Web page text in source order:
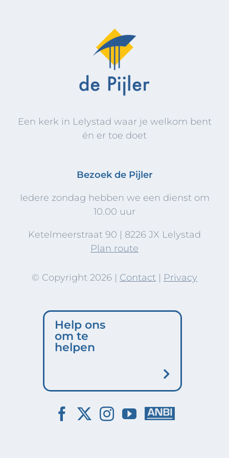
#18 Doopdienst 15 maart 2026
Een kerk in Lelystad waar je welkom bent
én er toe doet
Bezoek de Pijler
Iedere zondag hebben we een dienst om
10.00 uur
Ketelmeerstraat 90 | 8226 JX Lelystad
Plan route
© Copyright 2026 | Contact | Privacy
Help ons
om te
helpen